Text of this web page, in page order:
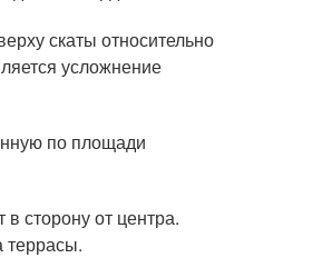
скаты относительно
усложнение
по площади
сторону от центра.